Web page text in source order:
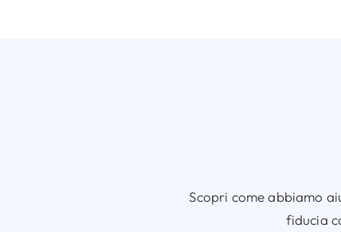
Scopri come abbiamo
fiducia